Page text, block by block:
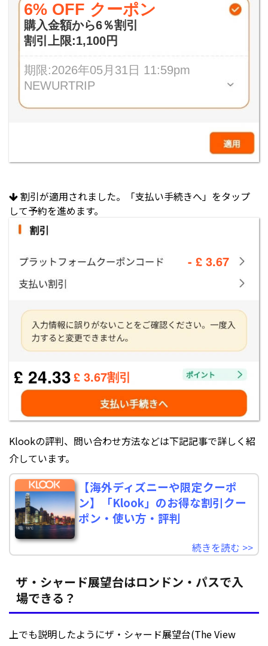
6% OFF クーポン
購入金額から6％割引
割引上限:1,100円
期限:2026年05月31日 11:59pm
NEWURTRIP
割引が適用されました。「支払い手続きへ」をタップ
して予約を進めます。
- £ 3.67
£ 24.33£ 3.67割引
Klookの評判、問い合わせ方法などは下記記事で詳しく紹
介しています。
【海外ディズニーや限定クーポ
ン】「Klook」のお得な割引クー
ポン・使い方・評判
続きを読む >>
ザ・シャード展望台はロンドン・パスで入
場できる？
上でも説明したようにザ・シャード展望台(The View